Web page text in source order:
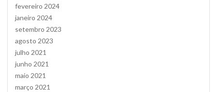
fevereiro 2024
janeiro 2024
setembro 2023
agosto 2023
julho 2021
junho 2021
maio 2021
março 2021